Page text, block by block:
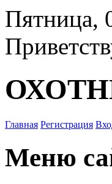
Пятница,
Главная Регистрация
Меню